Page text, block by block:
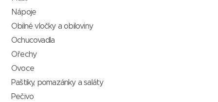
Nápoje
Obilné vločky a obiloviny
Ochucovadla
Ořechy
Ovoce
Paštiky, pomazánky a saláty
Pečivo